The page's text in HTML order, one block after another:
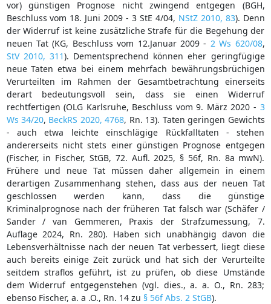
vor) günstigen Prognose nicht zwingend entgegen (BGH,
Beschluss vom 18. Juni 2009 - 3 StE 4/04, NStZ 2010, 83). Denn
der Widerruf ist keine zusätzliche Strafe für die Begehung der
neuen Tat (KG, Beschluss vom 12.Januar 2009 - 2 Ws 620/08,
StV 2010, 311). Dementsprechend können eher geringfügige
neue Taten etwa bei einem mehrfach bewährungsbrüchigen
Verurteilten im Rahmen der Gesamtbetrachtung einerseits
derart bedeutungsvoll sein, dass sie einen Widerruf
rechtfertigen (OLG Karlsruhe, Beschluss vom 9. März 2020 - 3
Ws 34/20, BeckRS 2020, 4768, Rn. 13). Taten geringen Gewichts
- auch etwa leichte einschlägige Rückfalltaten - stehen
andererseits nicht stets einer günstigen Prognose entgegen
(Fischer, in Fischer, StGB, 72. Aufl. 2025, § 56f, Rn. 8a mwN).
Frühere und neue Tat müssen daher allgemein in einem
derartigen Zusammenhang stehen, dass aus der neuen Tat
geschlossen werden kann, dass die günstige
Kriminalprognose nach der früheren Tat falsch war (Schäfer /
Sander / van Gemmeren, Praxis der Strafzumessung, 7.
Auflage 2024, Rn. 280). Haben sich unabhängig davon die
Lebensverhältnisse nach der neuen Tat verbessert, liegt diese
auch bereits einige Zeit zurück und hat sich der Verurteilte
seitdem straflos geführt, ist zu prüfen, ob diese Umstände
dem Widerruf entgegenstehen (vgl. dies., a. a. O., Rn. 283;
ebenso Fischer, a. a .O., Rn. 14 zu § 56f Abs. 2 StGB).